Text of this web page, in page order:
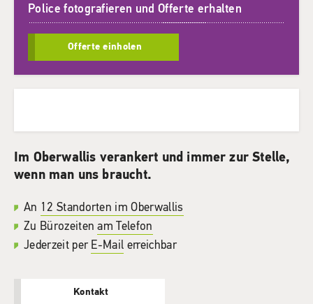
Police fotografieren und Offerte erhalten
Offerte einholen
Im Oberwallis verankert und immer zur Stelle,
wenn man uns braucht.
An 12 Standorten im Oberwallis
Zu Bürozeitenam Telefon
Jederzeit per E-Mail erreichbar
Kontakt